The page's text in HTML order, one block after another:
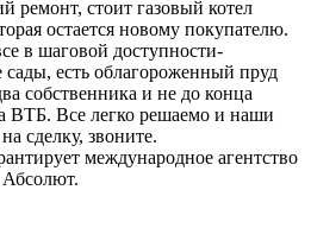
ремонт, стоит газовый котел
остается новому покупателю.
в шаговой доступности-
есть облагороженный пруд
собственника и не до конца
ВТБ. Все легко решаемо и наши
сделку, звоните.
международное агентство